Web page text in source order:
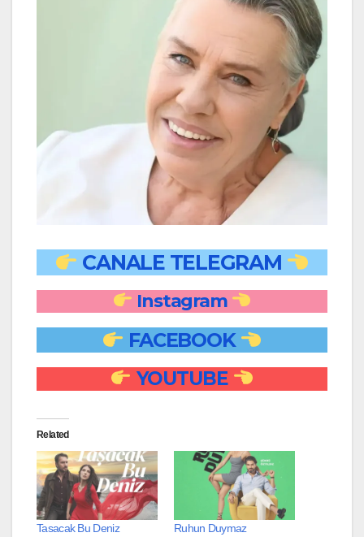
CANALE TELEGRAM
Instagram
FACEBOOK
YOUTUBE
Related
Tasacak Bu Deniz
Ruhun Duymaz